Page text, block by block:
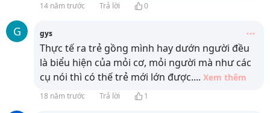
14 năm trước Trả lời 0
G gys
Thực tế ra trẻ gồng mình hay dướn người đều
là biểu hiện của mỏi cơ, mỏi người mà như các
cụ nói thì có thế trẻ mới lớn được.... Xem thêm
18 năm trước Trả lời 1